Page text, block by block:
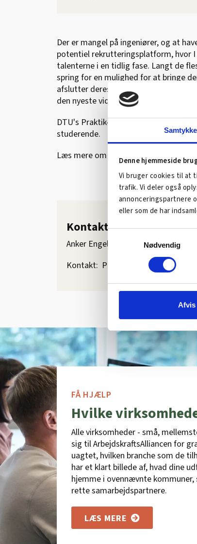
Samtykke
Denne hjemmeside
Vi bruger cookies til at
trafik. Vi deler også
annonceringspartnere
eller som de har
Nødvendig
Afvis
Der er mangel på ingeniører, og at
potentiel rekrutteringsplatform, hvor
talenterne i en tidlig fase. Langt de
spring for en mulighed for at bringe
afslutter deres uddannelse. Når du
den nyeste viden inden for feltet ved
DTU's Praktik- og projektbank er det
studerende.
Læs mere om studieretningerne på
Kontakt Danmarks
Anker Engelunds Vej 1, 2800 Kgs.
Kontakt: Praktikkoordinatorerne
FÅ HJÆLP
Hvilke
Alle virksomheder - små,
sig til ArbejdskraftsAlliancen for
uagtet, hvilken branche som de
har et klart billede af, hvad dine
hjemme i ovennævnte
rette samarbejdspartnere.
LÆS MERE